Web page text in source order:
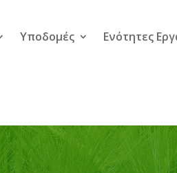
Υποδομές Ενότητες